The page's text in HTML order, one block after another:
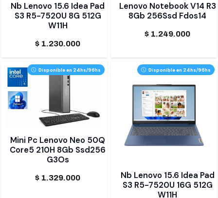
Nb Lenovo 15.6 Idea Pad
S3 R5-7520U 8G 512G
W11H
$ 1.230.000
Lenovo Notebook V14 R3
8Gb 256Ssd Fdos14
$ 1.249.000
Disponible en 24hs/96hs
Mini Pc Lenovo Neo 50Q
Core5 210H 8Gb Ssd256
G3Os
$ 1.329.000
Disponible en 24hs/96hs
Nb Lenovo 15.6 Idea Pad
S3 R5-7520U 16G 512G
W11H